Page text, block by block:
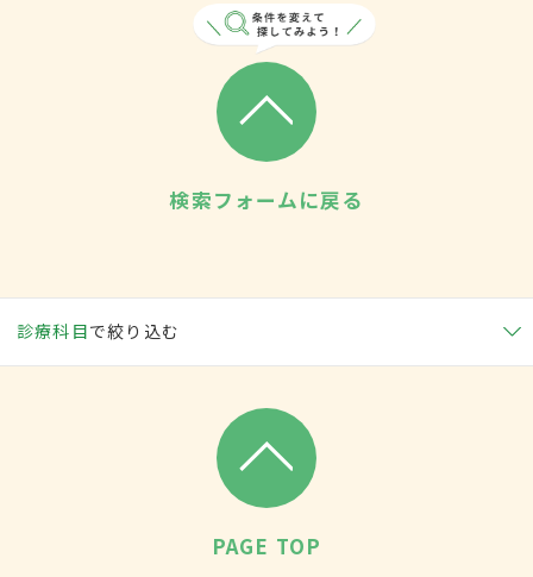
検索フォームに戻る
診療科目で絞り込む
PAGE TOP